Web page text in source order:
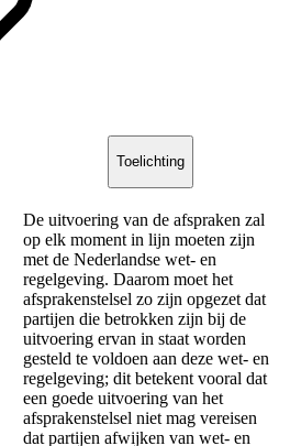
Toelichting
De uitvoering van de afspraken zal
op elk moment in lijn moeten zijn
met de Nederlandse wet- en
regelgeving. Daarom moet het
afsprakenstelsel zo zijn opgezet dat
partijen die betrokken zijn bij de
uitvoering ervan in staat worden
gesteld te voldoen aan deze wet- en
regelgeving; dit betekent vooral dat
een goede uitvoering van het
afsprakenstelsel niet mag vereisen
dat partijen afwijken van wet- en